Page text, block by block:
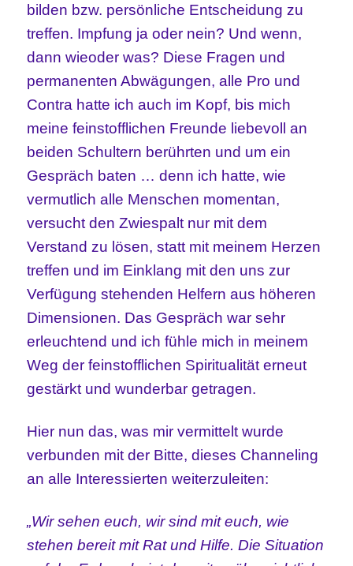
bilden bzw. persönliche Entscheidung zu
treffen. Impfung ja oder nein? Und wenn,
dann wieoder was? Diese Fragen und
permanenten Abwägungen, alle Pro und
Contra hatte ich auch im Kopf, bis mich
meine feinstofflichen Freunde liebevoll an
beiden Schultern berührten und um ein
Gespräch baten … denn ich hatte, wie
vermutlich alle Menschen momentan,
versucht den Zwiespalt nur mit dem
Verstand zu lösen, statt mit meinem Herzen
treffen und im Einklang mit den uns zur
Verfügung stehenden Helfern aus höheren
Dimensionen. Das Gespräch war sehr
erleuchtend und ich fühle mich in meinem
Weg der feinstofflichen Spiritualität erneut
gestärkt und wunderbar getragen.
Hier nun das, was mir vermittelt wurde
verbunden mit der Bitte, dieses Channeling
an alle Interessierten weiterzuleiten:
„Wir sehen euch, wir sind mit euch, wie
stehen bereit mit Rat und Hilfe. Die Situation